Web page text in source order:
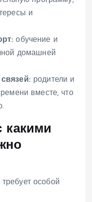
и
обучение и
домашней
родители и
вместе, что
какими
особой